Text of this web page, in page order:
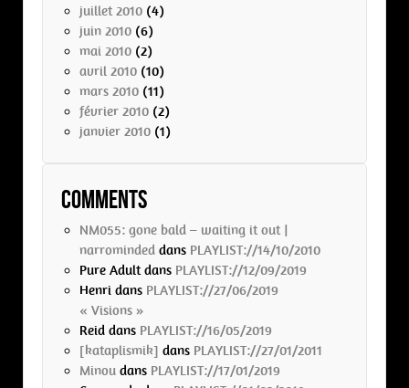
juillet 2010 (4)
juin 2010 (6)
mai 2010 (2)
avril 2010 (10)
mars 2010 (11)
février 2010 (2)
janvier 2010 (1)
Comments
NM055: gone bald – waiting it out |
narrominded dans PLAYLIST://14/10/2010
Pure Adultdans PLAYLIST://12/09/2019
Henri dans PLAYLIST://27/06/2019
« Visions »
Reid dans PLAYLIST://16/05/2019
[kataplismik] dans PLAYLIST://27/01/2011
Minou dans PLAYLIST://17/01/2019